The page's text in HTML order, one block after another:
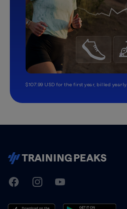
$107.99 USD for the first year, billed yearly.
TrainingPeaks
FacebookInstagramYoutube